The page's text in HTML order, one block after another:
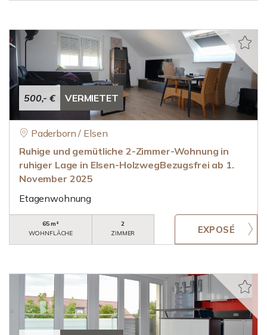
500,- € VERMIETET
Paderborn / Elsen
Ruhige und gemütliche 2-Zimmer-Wohnung in
ruhiger Lage in Elsen-HolzwegBezugsfrei ab 1.
November 2025
Etagenwohnung
65 m²
WOHNFLÄCHE
2
ZIMMER